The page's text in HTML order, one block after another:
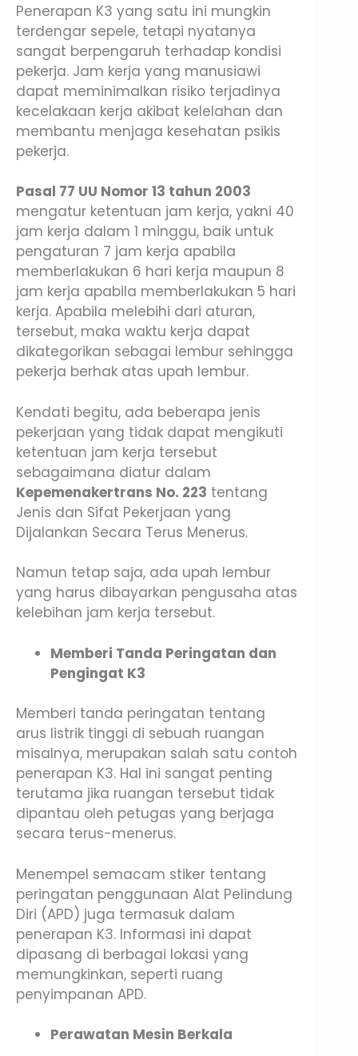
Penerapan K3 yang satu ini mungkin
terdengar sepele, tetapi nyatanya
sangat berpengaruh terhadap kondisi
pekerja. Jam kerja yang manusiawi
dapat meminimalkan risiko terjadinya
kecelakaan kerja akibat kelelahan dan
membantu menjaga kesehatan psikis
pekerja.
Pasal 77 UU Nomor 13 tahun 2003
mengatur ketentuan jam kerja, yakni 40
jam kerja dalam 1 minggu, baik untuk
pengaturan 7 jam kerja apabila
memberlakukan 6 hari kerja maupun 8
jam kerja apabila memberlakukan 5 hari
kerja. Apabila melebihi dari aturan,
tersebut, maka waktu kerja dapat
dikategorikan sebagai lembur sehingga
pekerja berhak atas upah lembur.
Kendati begitu, ada beberapa jenis
pekerjaan yang tidak dapat mengikuti
ketentuan jam kerja tersebut
sebagaimana diatur dalam
Kepemenakertrans No. 223 tentang
Jenis dan Sifat Pekerjaan yang
Dijalankan Secara Terus Menerus.
Namun tetap saja, ada upah lembur
yang harus dibayarkan pengusaha atas
kelebihan jam kerja tersebut.
Memberi Tanda Peringatan dan
Pengingat K3
Memberi tanda peringatan tentang
arus listrik tinggi di sebuah ruangan
misalnya, merupakan salah satu contoh
penerapan K3. Hal ini sangat penting
terutama jika ruangan tersebut tidak
dipantau oleh petugas yang berjaga
secara terus-menerus.
Menempel semacam stiker tentang
peringatan penggunaan Alat Pelindung
Diri (APD) juga termasuk dalam
penerapan K3. Informasi ini dapat
dipasang di berbagai lokasi yang
memungkinkan, seperti ruang
penyimpanan APD.
Perawatan Mesin Berkala